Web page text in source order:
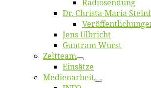
Ra­dio­sen­dung
Dr. Chris­­ta-Ma­ria
Jens Ulb­richt
Gun­tram Wurst
Zelt­team
Ein­sät­ze
Me­di­en­ar­beit